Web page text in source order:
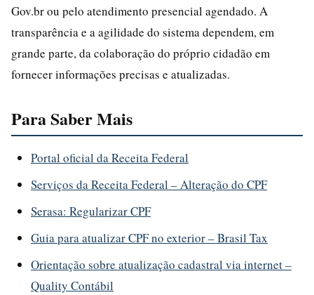
Gov.br ou pelo atendimento presencial agendado. A
transparência e a agilidade do sistema dependem, em
grande parte, da colaboração do próprio cidadão em
fornecer informações precisas e atualizadas.
Para Saber Mais
Portal oficial da Receita Federal
Serviços da Receita Federal – Alteração do CPF
Serasa: Regularizar CPF
Guia para atualizar CPF no exterior – Brasil Tax
Orientação sobre atualização cadastral via internet –
Quality Contábil